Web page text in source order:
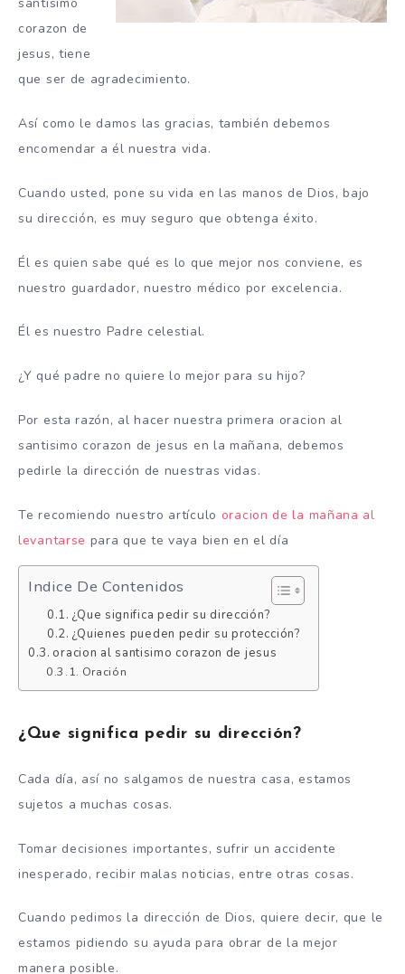
corazon de
jesus, tiene
que ser de agradecimiento.
Así como le damos las gracias, también debemos
encomendar a él nuestra vida.
Cuando usted, pone su vida en las manos de Dios, bajo
su dirección, es muy seguro que obtenga éxito.
Él es quien sabe qué es lo que mejor nos conviene, es
nuestro guardador, nuestro médico por excelencia.
Él es nuestro Padre celestial.
¿Y qué padre no quiere lo mejor para su hijo?
Por esta razón, al hacer nuestra primera oracion al
santisimo corazon de jesus en la mañana, debemos
pedirle la dirección de nuestras vidas.
Te recomiendo nuestro artículo oracion de la mañana al
levantarse para que te vaya bien en el día
Indice De Contenidos
¿Que significa pedir su dirección?
¿Quienes pueden pedir su protección?
oracion al santisimo corazon de jesus
Oración
¿Que significa pedir su dirección?
Cada día, así no salgamos de nuestra casa, estamos
sujetos a muchas cosas.
Tomar decisiones importantes, sufrir un accidente
inesperado, recibir malas noticias, entre otras cosas.
Cuando pedimos la dirección de Dios, quiere decir, que le
estamos pidiendo su ayuda para obrar de la mejor
manera posible.